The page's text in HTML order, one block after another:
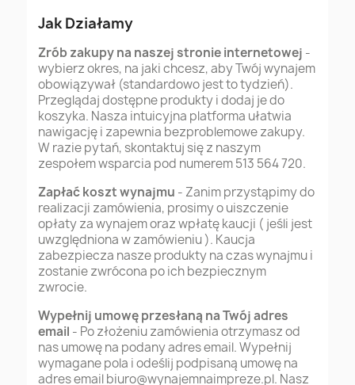
Jak Działamy
Zrób zakupy na naszej stronie internetowej -
wybierz okres, na jaki chcesz, aby Twój wynajem
obowiązywał (standardowo jest to tydzień).
Przeglądaj dostępne produkty i dodaj je do
koszyka. Nasza intuicyjna platforma ułatwia
nawigację i zapewnia bezproblemowe zakupy.
W razie pytań, skontaktuj się z naszym
zespołem wsparcia pod numerem 513 564 720.
Zapłać koszt wynajmu - Zanim przystąpimy do
realizacji zamówienia, prosimy o uiszczenie
opłaty za wynajem oraz wpłatę kaucji ( jeśli jest
uwzględniona w zamówieniu ). Kaucja
zabezpiecza nasze produkty na czas wynajmu i
zostanie zwrócona po ich bezpiecznym
zwrocie.
Wypełnij umowę przesłaną na Twój adres
email - Po złożeniu zamówienia otrzymasz od
nas umowę na podany adres email. Wypełnij
wymagane pola i odeślij podpisaną umowę na
adres emailbiuro@wynajemnaimpreze.pl. Nasz